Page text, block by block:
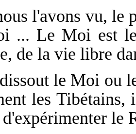
l'avons vu, le
... Le Moi est
de la vie libre
le Moi ou
les
le